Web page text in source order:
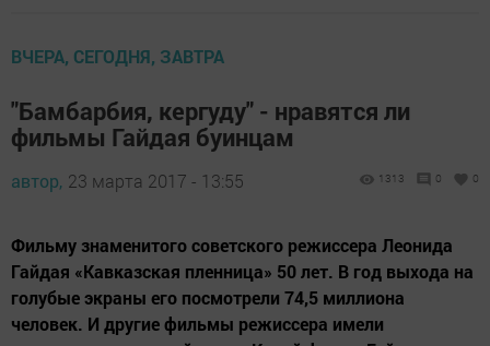
ВЧЕРА, СЕГОДНЯ, ЗАВТРА
"Бамбарбия, кергуду" - нравятся ли
фильмы Гайдая буинцам
автор, 23 марта 2017 - 13:55 1313 0 0
Фильму знаменитого советского режиссера Леонида
Гайдая «Кавказская пленница» 50 лет. В год выхода на
голубые экраны его посмотрели 74,5 миллиона
человек. И другие фильмы режиссера имели